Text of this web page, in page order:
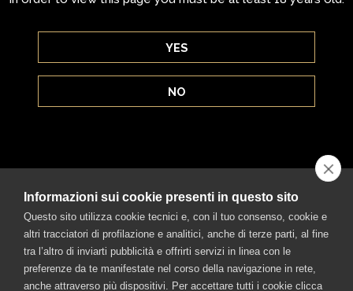
COCKTAILS
HANKY PANKY
NEGRONI
YES
NO
Informazioni sui cookie presenti in questo sito
Questo sito utilizza cookie tecnici e, con il tuo consenso, cookie e
altri tracciatori di profilazione e analitici, anche di terze parti, al fine
tra l’altro di inviarti pubblicità e offrirti servizi in linea con le
preferenze da te manifestate nel corso della navigazione in rete,
anche attraverso più dispositivi. Per accettare tutti i cookie clicca